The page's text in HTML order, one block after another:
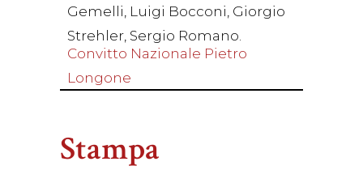
Gemelli, Luigi Bocconi, Giorgio
Strehler, Sergio Romano.
Convitto Nazionale Pietro
Longone
Stampa